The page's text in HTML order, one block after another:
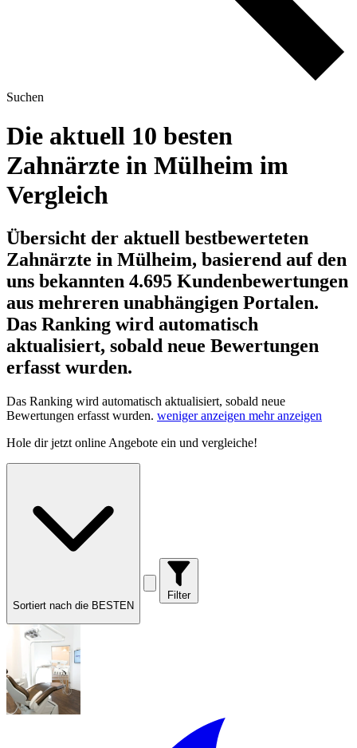
Suchen
Die aktuell 10 besten
Zahnärzte in Mülheim im
Vergleich
Übersicht der aktuell bestbewerteten
Zahnärzte in Mülheim, basierend auf den
uns bekannten 4.695 Kundenbewertungen
aus mehreren unabhängigen Portalen.
Das Ranking wird automatisch
aktualisiert, sobald neue Bewertungen
erfasst wurden.
Das Ranking wird automatisch aktualisiert, sobald neue
Bewertungen erfasst wurden. weniger anzeigen mehr anzeigen
Hole dirjetzt online Angebote ein und vergleiche!
Sortiert nach die BESTEN
Filter